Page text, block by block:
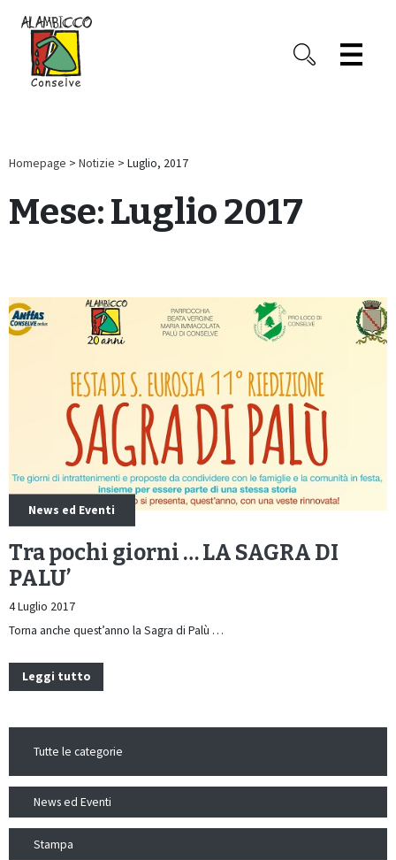
Homepage > Notizie > Luglio, 2017
Mese:Luglio 2017
News ed Eventi
Tra pochi giorni … LA SAGRA DI
PALU’
4 Luglio 2017
Torna anche quest’anno la Sagra di Palù …
Leggi tutto
Tutte le categorie
News ed Eventi
Stampa